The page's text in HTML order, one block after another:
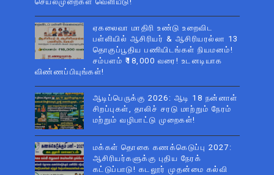
ஏகலைவா மாதிரி உண்டு உறைவிட
பள்ளியில் ஆசிரியர் & ஆசிரியரல்லா 13
தொகுப்பூதிய பணியிடங்கள் நியமனம்!
சம்பளம் ₹18,000 வரை! உடனடியாக
விண்ணப்பியுங்கள்!
ஆடிப்பெருக்கு 2026: ஆடி 18 நன்னாள்
சிறப்புகள், தாலிச் சரடு மாற்றும் நேரம்
மற்றும் வழிபாட்டு முறைகள்!
மக்கள் தொகை கணக்கெடுப்பு 2027:
ஆசிரியர்களுக்கு புதிய நேரக்
கட்டுப்பாடு! கடலூர் முதன்மை கல்வி